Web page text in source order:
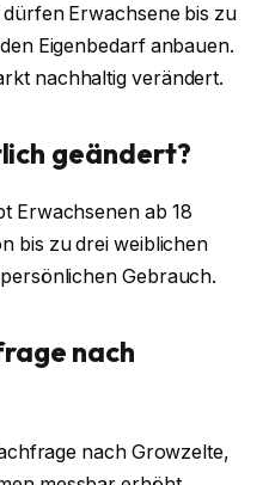
Erwachsene bis zu
Eigenbedarf anbauen.
nachhaltig verändert.
geändert?
Erwachsenen ab 18
bis zu drei weiblichen
Gebrauch.
nach
nach Growzelte,